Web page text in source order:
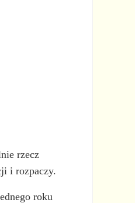
rzecz
i rozpaczy.
roku